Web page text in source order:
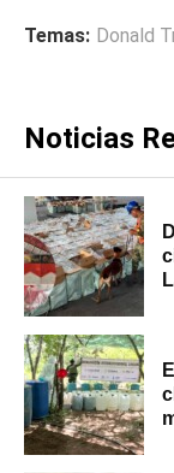
Temas: Donald
Noticias